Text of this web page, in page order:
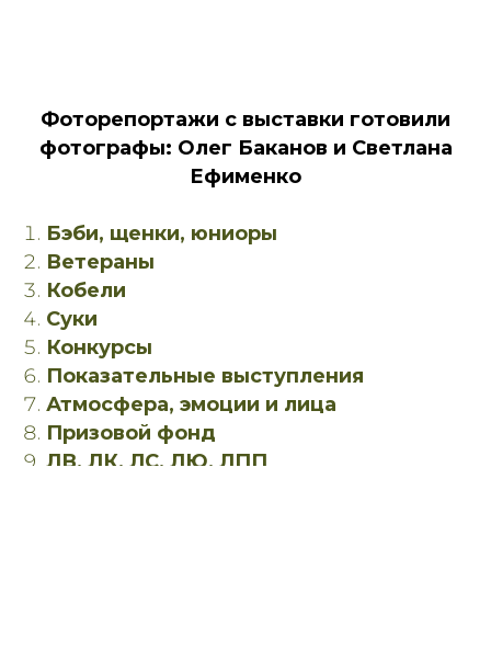
Фоторепортажи с выставки готовили
фотографы: Олег Баканов и Светлана
Ефименко
Бэби, щенки, юниоры
Ветераны
Кобели
Суки
Конкурсы
Показательные выступления
Атмосфера, эмоции и лица
Призовой фонд
ЛВ, ЛК, ЛС, ЛЮ, ЛПП